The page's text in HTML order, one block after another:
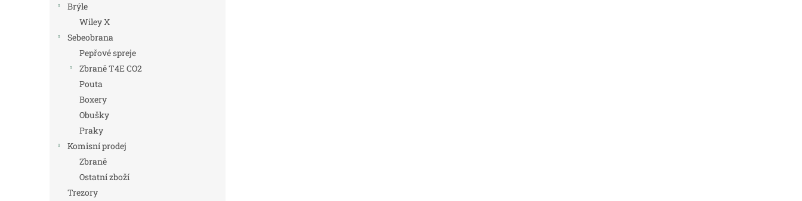
Brýle
Wiley X
Sebeobrana
Pepřové spreje
Zbraně T4E CO2
Pouta
Boxery
Obušky
Praky
Komisní prodej
Zbraně
Ostatní zboží
Trezory